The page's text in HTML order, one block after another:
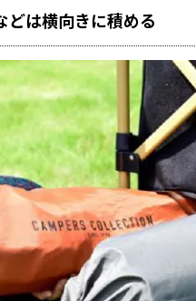
どは横向きに積める